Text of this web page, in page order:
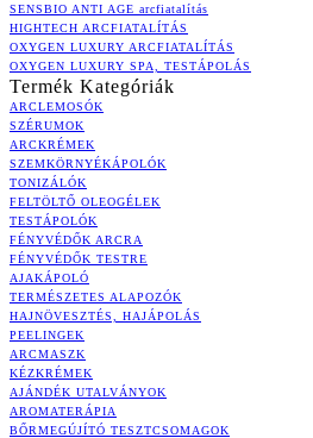
SENSBIO ANTI AGE arcfiatalítás
HIGHTECH ARCFIATALÍTÁS
OXYGEN LUXURY ARCFIATALÍTÁS
OXYGEN LUXURY SPA, TESTÁPOLÁS
Termék Kategóriák
ARCLEMOSÓK
SZÉRUMOK
ARCKRÉMEK
SZEMKÖRNYÉKÁPOLÓK
TONIZÁLÓK
FELTÖLTŐ OLEOGÉLEK
TESTÁPOLÓK
FÉNYVÉDŐK ARCRA
FÉNYVÉDŐK TESTRE
AJAKÁPOLÓ
TERMÉSZETES ALAPOZÓK
HAJNÖVESZTÉS, HAJÁPOLÁS
PEELINGEK
ARCMASZK
KÉZKRÉMEK
AJÁNDÉK UTALVÁNYOK
AROMATERÁPIA
BŐRMEGÚJÍTÓ TESZTCSOMAGOK